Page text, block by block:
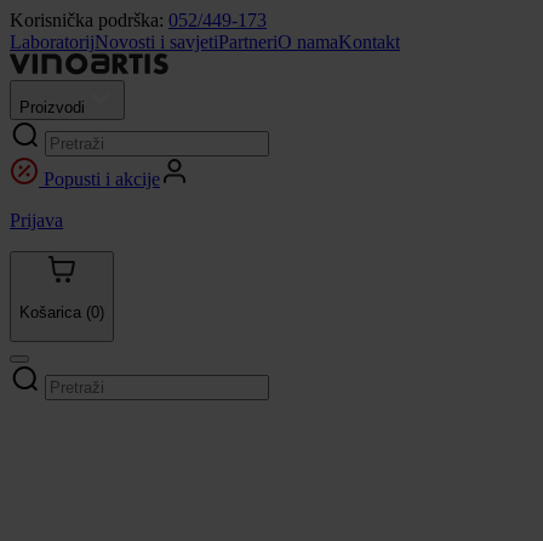
Korisnička podrška: 052/449-173
LaboratorijNovosti i savjetiPartneriO namaKontakt
Proizvodi
Popusti i akcije
Prijava
Košarica (0)